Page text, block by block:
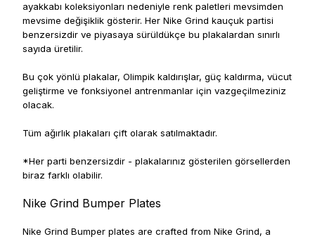
ayakkabı koleksiyonları nedeniyle renk paletleri mevsimden
mevsime değişiklik gösterir. Her Nike Grind kauçuk partisi
benzersizdir ve piyasaya sürüldükçe bu plakalardan sınırlı
sayıda üretilir.
Bu çok yönlü plakalar, Olimpik kaldırışlar, güç kaldırma, vücut
geliştirme ve fonksiyonel antrenmanlar için vazgeçilmeziniz
olacak.
Tüm ağırlık plakaları çift olarak satılmaktadır.
*Her parti benzersizdir - plakalarınız gösterilen görsellerden
biraz farklı olabilir.
Nike Grind Bumper Plates
Nike Grind Bumper plates are crafted from Nike Grind, a